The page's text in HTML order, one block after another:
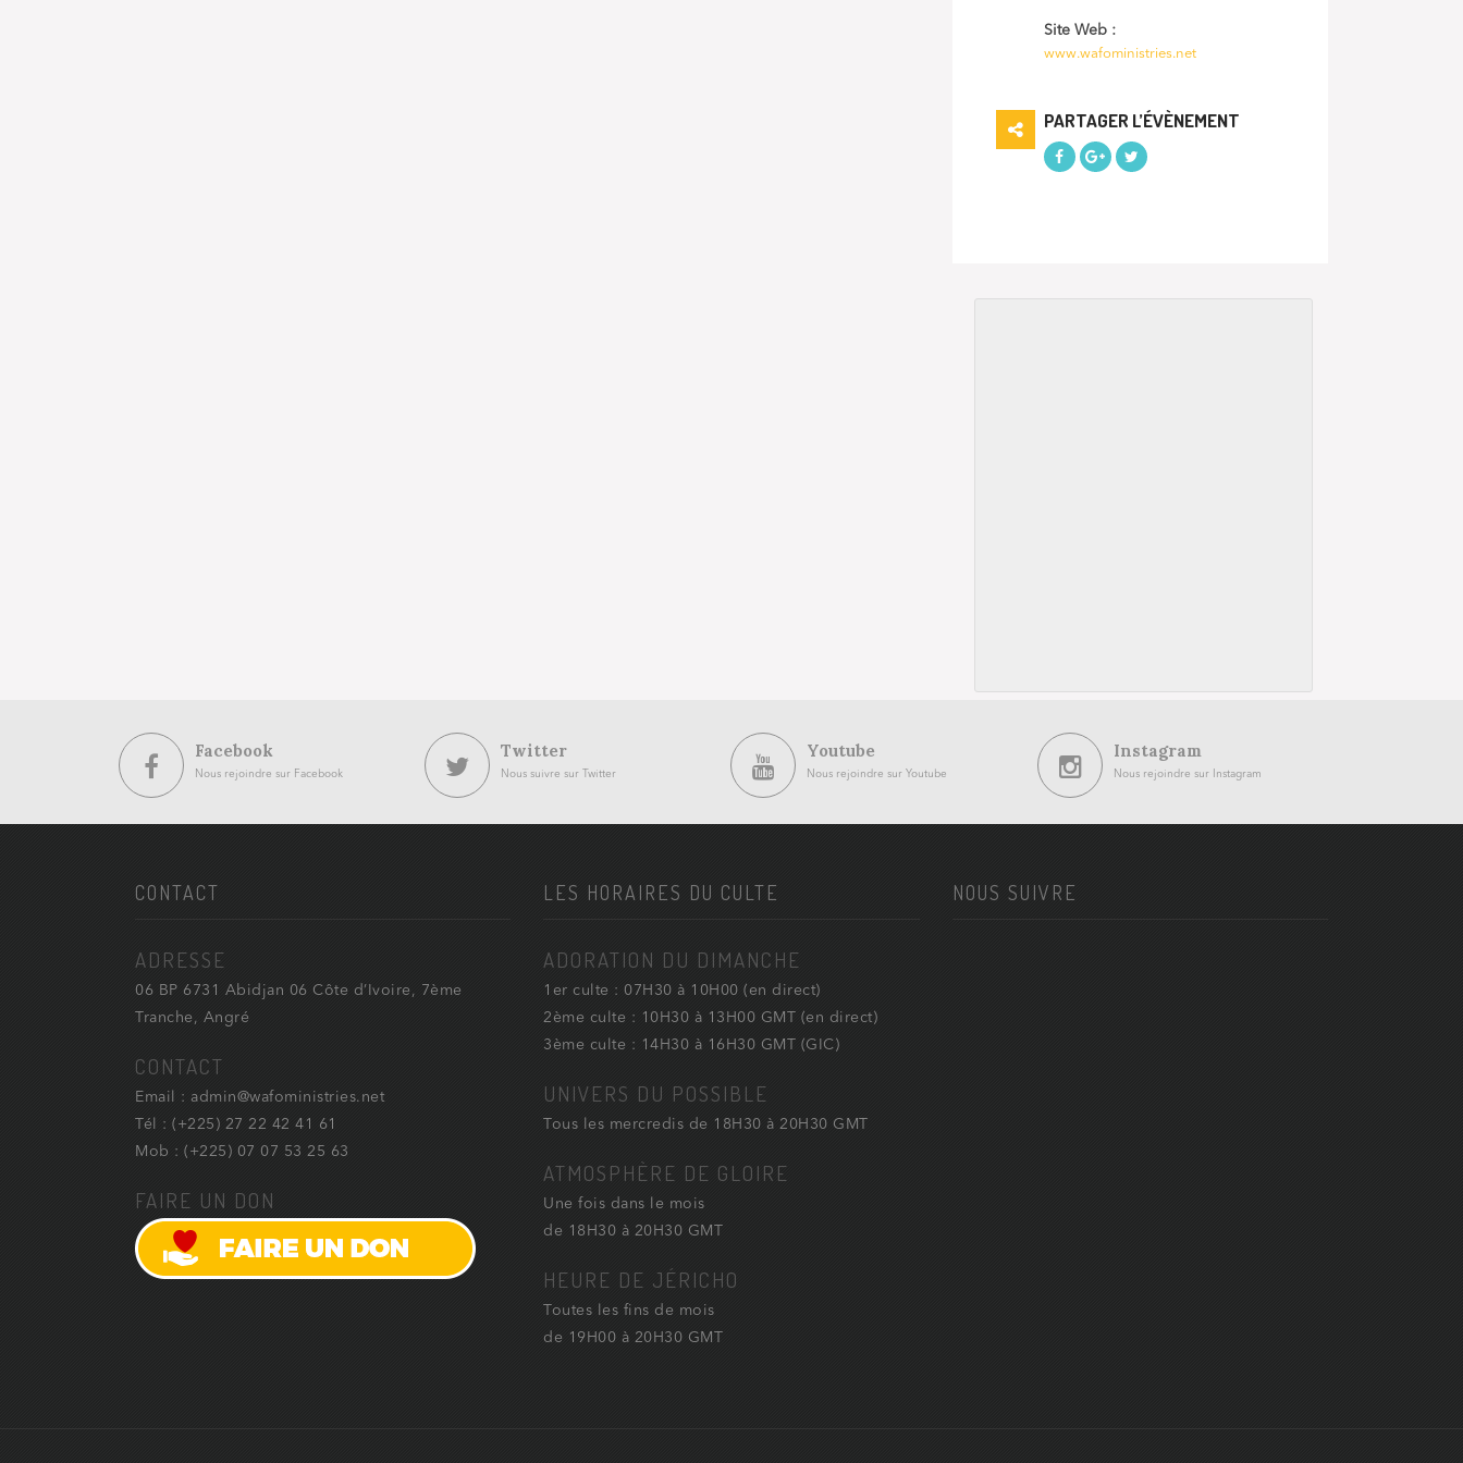
Site Web :
www.wafoministries.net
PARTAGER L’ÉVÈNEMENT
Facebook
Nous rejoindre sur Facebook
Twitter
Nous suivre sur Twitter
Youtube
Nous rejoindre sur Youtube
Instagram
Nous rejoindre sur Instagram
CONTACT
ADRESSE
06 BP 6731 Abidjan 06 Côte d’Ivoire, 7ème
Tranche, Angré
CONTACT
Email : admin@wafoministries.net
Tél : (+225) 27 22 42 41 61
Mob : (+225) 07 07 53 25 63
FAIRE UN DON
LES HORAIRES DU CULTE
ADORATION DU DIMANCHE
1er culte : 07H30 à 10H00 (en direct)
2ème culte : 10H30 à 13H00 GMT (en direct)
3ème culte : 14H30 à 16H30 GMT (GIC)
UNIVERS DU POSSIBLE
Tous les mercredis de 18H30 à 20H30 GMT
ATMOSPHÈRE DE GLOIRE
Une fois dans le mois
de 18H30 à 20H30 GMT
HEURE DE JÉRICHO
Toutes les fins de mois
de 19H00 à 20H30 GMT
NOUS SUIVRE